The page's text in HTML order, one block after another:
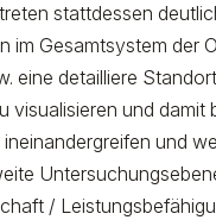
stattdessen
Gesamtsystem der
eine detailliere
und
und
/